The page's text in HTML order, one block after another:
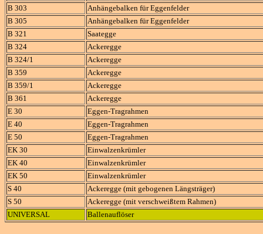
B 303
Anhängebalken für Eggenfelder
B 305
Anhängebalken für Eggenfelder
B 321
Saategge
B 324
Ackeregge
B 324/1
Ackeregge
B 359
Ackeregge
B 359/1
Ackeregge
B 361
Ackeregge
E 30
Eggen-Tragrahmen
E 40
Eggen-Tragrahmen
E 50
Eggen-Tragrahmen
EK 30
Einwalzenkrümler
EK 40
Einwalzenkrümler
EK 50
Einwalzenkrümler
S 40
Ackeregge (mit gebogenen Längsträger)
S 50
Ackeregge (mit verschweißtem Rahmen)
UNIVERSAL
Ballenauflöser